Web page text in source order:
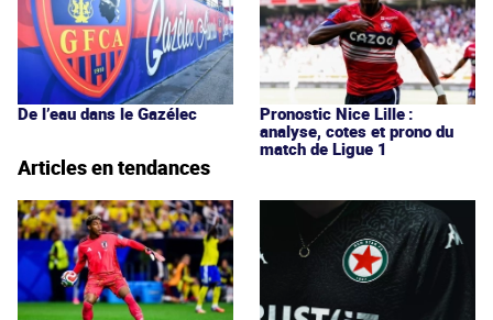
De l’eau dans le Gazélec
Pronostic Nice Lille :
analyse, cotes et prono du
match de Ligue 1
Articles en tendances